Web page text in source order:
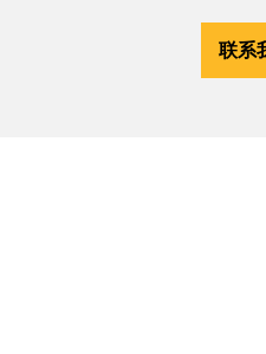
联系